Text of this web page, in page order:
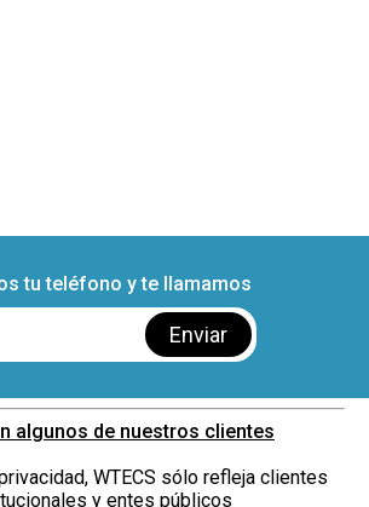
tu teléfono y te llamamos
algunos de nuestros clientes
WTECS sólo refleja clientes
y entes públicos